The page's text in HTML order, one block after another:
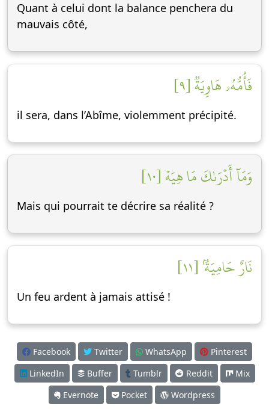
Quant à celui dont la balance penchera du
mauvais côté,
فَأُمُّهُۥ هَاوِيَةٞ [٩]
il sera, dans l’Abîme, violemment précipité.
وَمَآ أَدۡرَىٰكَ مَا هِيَهۡ [١٠]
Mais qui pourrait te décrire sa réalité ?
نَارٌ حَامِيَةُۢ [١١]
Un feu ardent à jamais attisé !
Facebook Twitter WhatsApp
Pinterest
LinkedIn
Buffer Tumblr Reddit
Mix
Evernote
Pocket Wordpress